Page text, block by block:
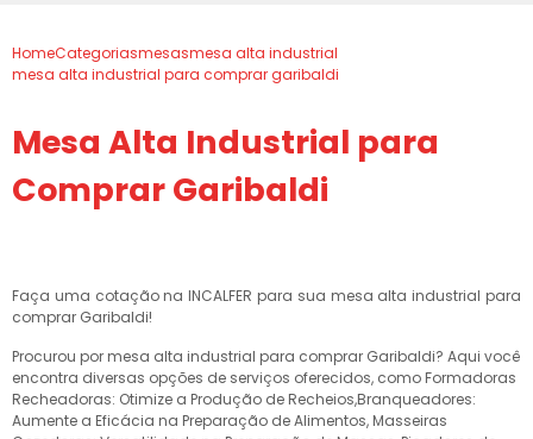
HomeCategoriasmesasmesa alta industrial
mesa alta industrial para comprar garibaldi
Mesa Alta Industrial para
Comprar Garibaldi
Faça uma cotação na INCALFER para sua mesa alta industrial para
comprar Garibaldi!
Procurou por mesa alta industrial para comprar Garibaldi? Aqui você
encontra diversas opções de serviços oferecidos, como Formadoras
Recheadoras: Otimize a Produção de Recheios,Branqueadores:
Aumente a Eficácia na Preparação de Alimentos, Masseiras